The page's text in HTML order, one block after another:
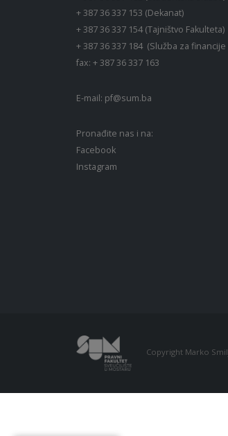
+ 387 36 337 153 (Dekanat)
+ 387 36 337 154 (Tajništvo Fakulteta)
+ 387 36 337 184 (Služba za
fax: + 387 36 337 163
E-mail: pf@sum.ba
Pronađite nas i na:
Facebook
Instagram
Copyright Marko